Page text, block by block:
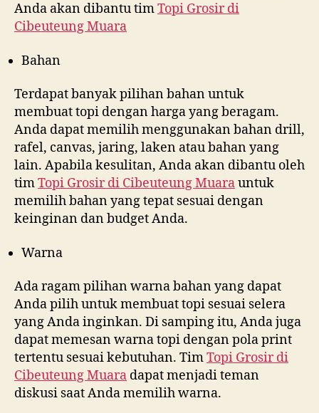
Anda akan dibantu timTopi Grosir di
Cibeuteung Muara
Bahan
Terdapat banyak pilihan bahan untuk
membuat topi dengan harga yang beragam.
Anda dapat memilih menggunakan bahan drill,
rafel, canvas, jaring, laken atau bahan yang
lain. Apabila kesulitan, Anda akan dibantu oleh
timTopi Grosir di Cibeuteung Muarauntuk
memilih bahan yang tepat sesuai dengan
keinginan dan budget Anda.
Warna
Ada ragam pilihan warna bahan yang dapat
Anda pilih untuk membuat topi sesuai selera
yang Anda inginkan. Di samping itu, Anda juga
dapat memesan warna topi dengan pola print
tertentu sesuai kebutuhan. TimTopi Grosir di
Cibeuteung Muara dapat menjadi teman
diskusi saat Anda memilih warna.